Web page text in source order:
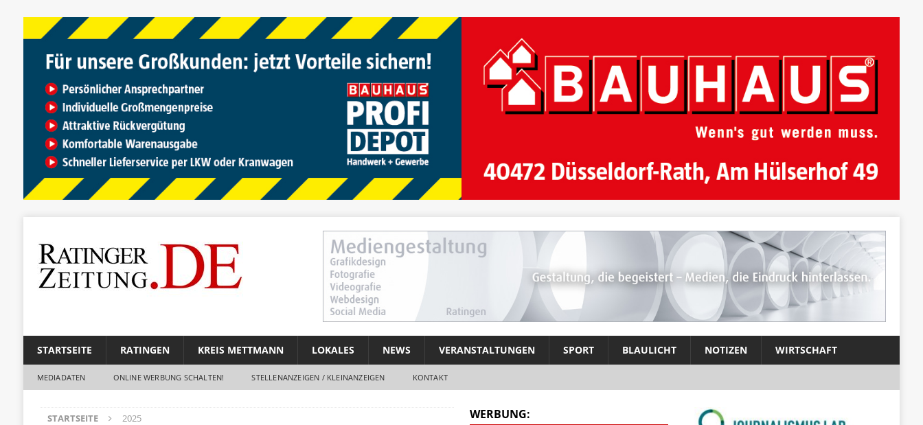
STARTSEITE RATINGEN KREIS METTMANN LOKALES NEWS VERANSTALTUNGEN SPORT BLAULICHT NOTIZEN WIRTSCHAFT
MEDIADATEN ONLINE WERBUNG SCHALTEN! STELLENANZEIGEN / KLEINANZEIGEN KONTAKT
STARTSEITE 2025 WERBUNG: